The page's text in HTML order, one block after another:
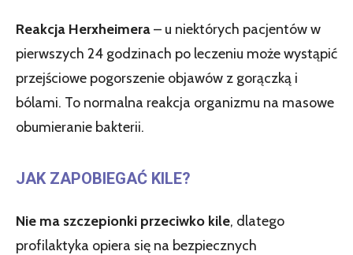
Reakcja Herxheimera– u niektórych pacjentów w
pierwszych 24 godzinach po leczeniu może wystąpić
przejściowe pogorszenie objawów z gorączką i
bólami. To normalna reakcja organizmu na masowe
obumieranie bakterii.
JAK ZAPOBIEGAĆ KILE?
Nie ma szczepionki przeciwko kile, dlatego
profilaktyka opiera się na bezpiecznych